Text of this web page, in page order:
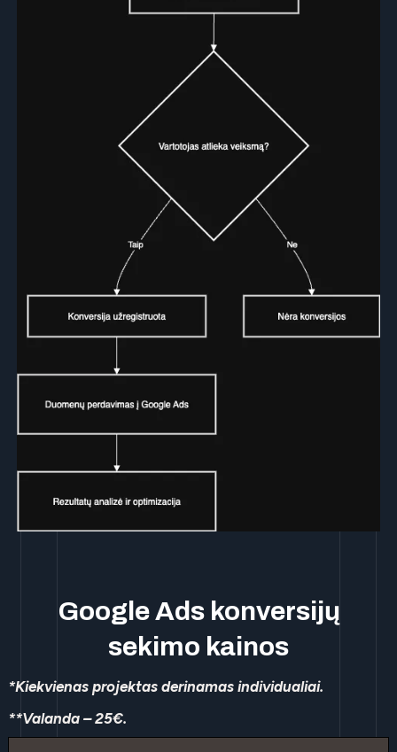
Google Ads konversijų
sekimo kainos
*Kiekvienas projektas derinamas individualiai.
**Valanda – 25€.